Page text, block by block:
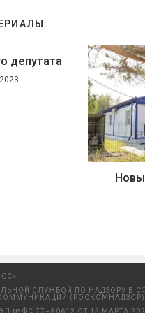
депутата
СЛУЖБОЙ ПО НАДЗОРУ В
(РОСКОМНАДЗОР)